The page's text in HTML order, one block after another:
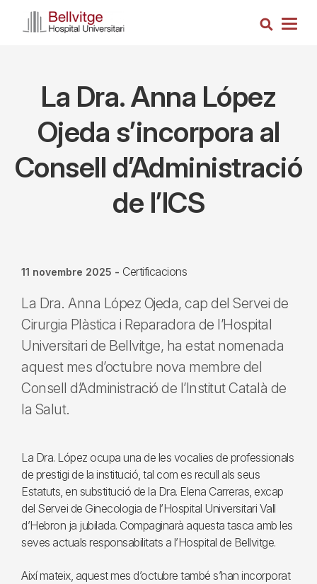
Cerca
La Dra. Anna López
Ojeda s’incorpora al
Consell d’Administració
de l’ICS
11 novembre 2025 - Certificacions
La Dra. Anna López Ojeda, cap del Servei de
Cirurgia Plàstica i Reparadora de l’Hospital
Universitari de Bellvitge, ha estat nomenada
aquest mes d’octubre nova membre del
Consell d’Administració de l’Institut Català de
la Salut.
La Dra. López ocupa una de les vocalies de professionals
de prestigi de la institució, tal com es recull als seus
Estatuts, en substitució de la Dra. Elena Carreras, excap
del Servei de Ginecologia de l’Hospital Universitari Vall
d’Hebron ja jubilada. Compaginarà aquesta tasca amb les
seves actuals responsabilitats a l’Hospital de Bellvitge.
Així mateix, aquest mes d’octubre també s’han incorporat